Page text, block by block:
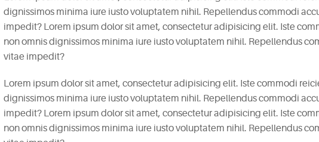
dignissimos minima iure iusto voluptatem nihil. Repellendus commodi
impedit? Lorem ipsum dolor sit amet, consectetur adipisicing elit. Iste
non omnis dignissimos minima iure iusto voluptatem nihil. Repellendus
vitae impedit?
Lorem ipsum dolor sit amet, consectetur adipisicing elit. Iste commodi
dignissimos minima iure iusto voluptatem nihil. Repellendus commodi
impedit? Lorem ipsum dolor sit amet, consectetur adipisicing elit. Iste
non omnis dignissimos minima iure iusto voluptatem nihil. Repellendus